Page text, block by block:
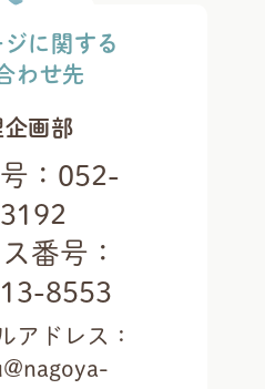
に関する
わせ先
企画部
： 052-
番号：
8553
アドレス：